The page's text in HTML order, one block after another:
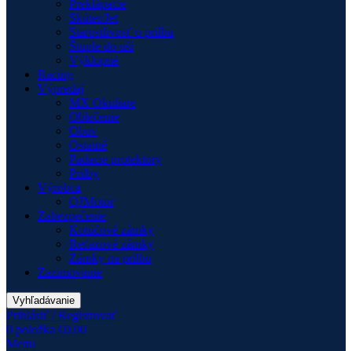
Preklápacie
Skúter/Jet
Starostlivosť o prilbu
Štuple do uší
Výklopné
Racing
Výpredaj
MX Okuliare
Oblečenie
Obuv
Ostatné
Padacie protektory
Prilby
Výrobca
QJMotor
Zabezpečenie
Kotúčové zámky
Reťazové zámky
Zámky na prilbu
Zazimovanie
Vyhľadávanie
Prihlásiť / Registrovať
0 položka €0.00
Menu